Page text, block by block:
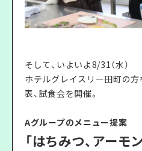
そして、いよいよ8/31（水）
ホテルグレイスリー田町の
表、試食会を開催。
Aグループのメニュー提案
「はちみつ、アーモ